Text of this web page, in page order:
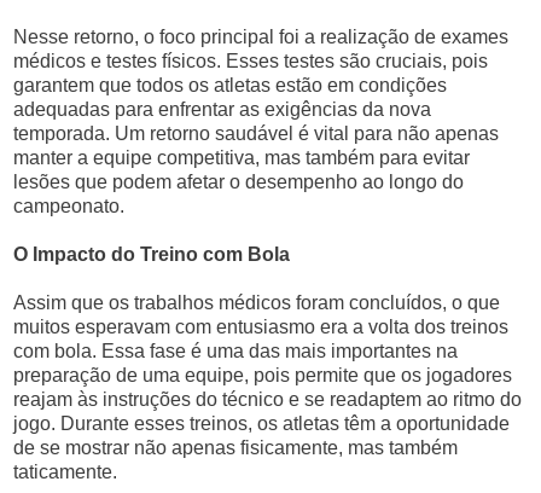
Nesse retorno, o foco principal foi a realização de exames
médicos e testes físicos. Esses testes são cruciais, pois
garantem que todos os atletas estão em condições
adequadas para enfrentar as exigências da nova
temporada. Um retorno saudável é vital para não apenas
manter a equipe competitiva, mas também para evitar
lesões que podem afetar o desempenho ao longo do
campeonato.
O Impacto do Treino com Bola
Assim que os trabalhos médicos foram concluídos, o que
muitos esperavam com entusiasmo era a volta dos treinos
com bola. Essa fase é uma das mais importantes na
preparação de uma equipe, pois permite que os jogadores
reajam às instruções do técnico e se readaptem ao ritmo do
jogo. Durante esses treinos, os atletas têm a oportunidade
de se mostrar não apenas fisicamente, mas também
taticamente.